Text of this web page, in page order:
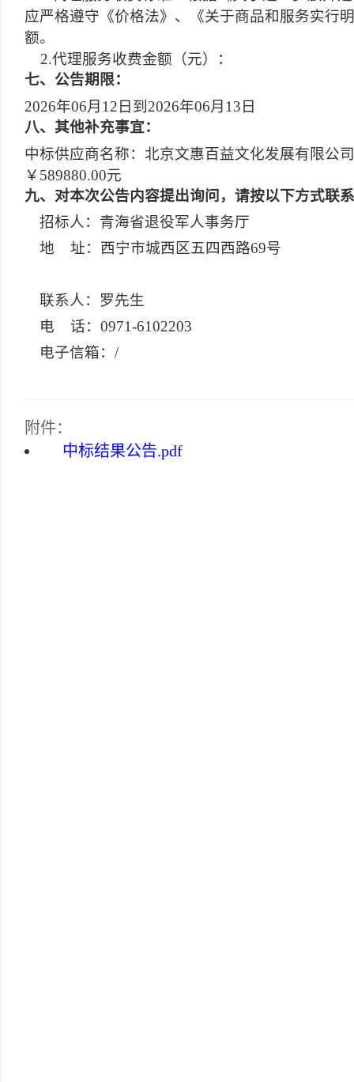
应严格遵守《价格法》、《关于商品和服务实行
额。
2.代理服务收费金额（元）：
七、公告期限：
2026年06月12日到2026年06月13日
八、其他补充事宜：
中标供应商名称：北京文惠百益文化发展有限公
￥589880.00元
九、对本次公告内容提出询问，请按以下方式联
招标人：青海省退役军人事务厅
地 址：西宁市城西区五四西路69号
联系人：罗先生
电 话：0971-6102203
电子信箱：/
附件：
中标结果公告.pdf